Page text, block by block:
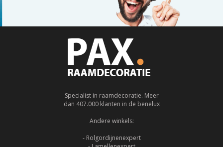
Specialist in raamdecoratie. Meer
dan 407.000 klanten in de benelux
Andere winkels:
- Rolgordijnenexpert